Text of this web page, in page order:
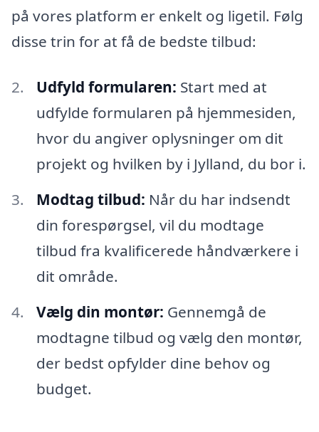
på vores platform er enkelt og ligetil. Følg
disse trin for at få de bedste tilbud:
Udfyld formularen: Start med at
udfylde formularen på hjemmesiden,
hvor du angiver oplysninger om dit
projekt og hvilken by i Jylland, du bor i.
Modtag tilbud: Når du har indsendt
din forespørgsel, vil du modtage
tilbud fra kvalificerede håndværkere i
dit område.
Vælg din montør: Gennemgå de
modtagne tilbud og vælg den montør,
der bedst opfylder dine behov og
budget.